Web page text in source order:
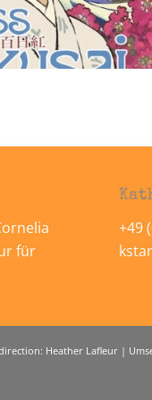
für
+49
Heather Lafleur |